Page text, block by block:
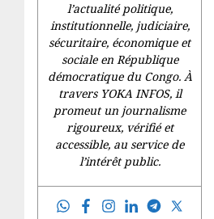
l’actualité politique,
institutionnelle, judiciaire,
sécuritaire, économique et
sociale en République
démocratique du Congo. À
travers YOKA INFOS, il
promeut un journalisme
rigoureux, vérifié et
accessible, au service de
l’intérêt public.